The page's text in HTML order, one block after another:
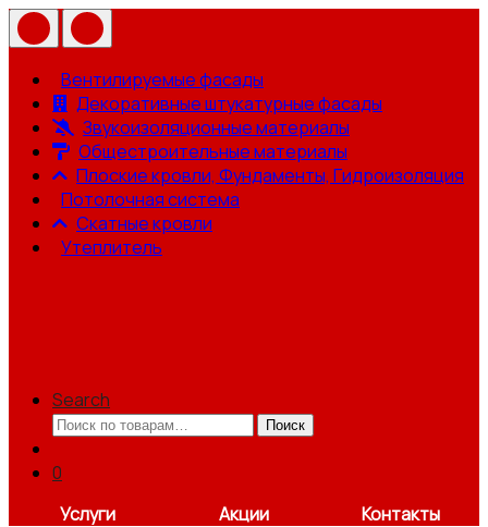
Вентилируемые фасады
Декоративные штукатурные фасады
Звукоизоляционные материалы
Общестроительные материалы
Плоские кровли, Фундаменты, Гидроизоляция
Потолочная система
Скатные кровли
Утеплитель
Search
Искать:
Поиск
0
Услуги
Акции Контакты